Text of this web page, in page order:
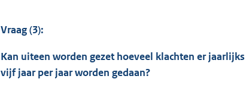
Vraag (3):
Kan uiteen worden gezet hoeveel klachten er
vijf jaar per jaar worden gedaan?